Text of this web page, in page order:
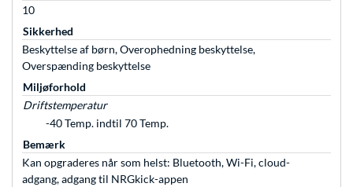
10
Sikkerhed
Beskyttelse af børn, Overophedning beskyttelse,
Overspænding beskyttelse
Miljøforhold
Driftstemperatur
-40 Temp. indtil 70 Temp.
Bemærk
Kan opgraderes når som helst: Bluetooth, Wi-Fi, cloud-
adgang, adgang til NRGkick-appen